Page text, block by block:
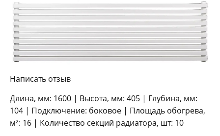
Написать отзыв
Длина, мм: 1600 | Высота, мм: 405 | Глубина, мм:
104 | Подключение: боковое | Площадь обогрева,
м²: 16 | Количество секций радиатора, шт: 10